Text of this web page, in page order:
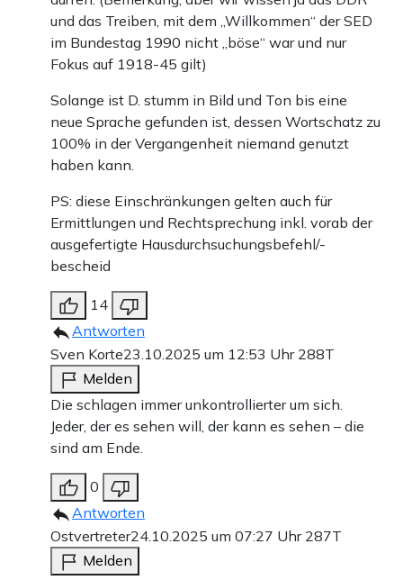
und das Treiben, mit dem „Willkommen“ der SED
im Bundestag 1990 nicht „böse“ war und nur
Fokus auf 1918-45 gilt)
Solange ist D. stumm in Bild und Ton bis eine
neue Sprache gefunden ist, dessen Wortschatz zu
100% in der Vergangenheit niemand genutzt
haben kann.
PS: diese Einschränkungen gelten auch für
Ermittlungen und Rechtsprechung inkl. vorab der
ausgefertigte Hausdurchsuchungsbefehl/-
bescheid
14
Antworten
Sven Korte23.10.2025 um 12:53 Uhr 288T
Melden
Die schlagen immer unkontrollierter um sich.
Jeder, der es sehen will, der kann es sehen – die
sind am Ende.
0
Antworten
Ostvertreter24.10.2025 um 07:27 Uhr 287T
Melden